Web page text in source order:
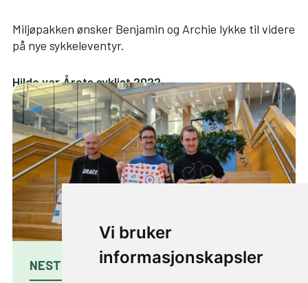
Vi bruker
informasjonskapsler
Miljøpakken ønsker Benjamin og Archie lykke til videre
på nye sykkeleventyr.
Hilde var Årets syklist 2022
NESTE ARTIKKEL